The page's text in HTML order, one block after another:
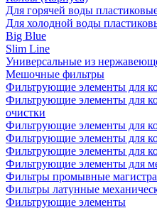
Для горячей воды
Для холодной воды
Big Blue
Slim Line
Универсальные из
Мешочные фильтры
Фильтрующие элементы для
Фильтрующие элементы для
очистки
Фильтрующие элементы для
Фильтрующие элементы для
Фильтрующие элементы для
Фильтрующие элементы для
Фильтры промывные
Фильтры латунные
Фильтрующие элементы